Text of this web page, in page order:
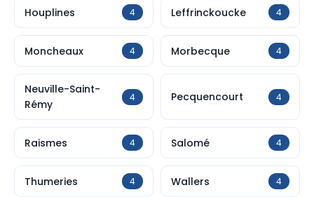
Houplines 4 Leffrinckoucke 4
Moncheaux 4 Morbecque 4
Neuville-Saint-
Rémy
4 Pecquencourt 4
Raismes 4 Salomé 4
Thumeries 4 Wallers 4